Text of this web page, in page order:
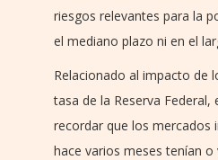
riesgos relevantes para la
el mediano plazo ni en el
Relacionado al impacto de
tasa de la Reserva Federal,
recordar que los mercados
hace varios meses tenían